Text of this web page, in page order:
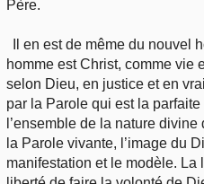
Père.
Il en est de même du nouvel
homme est Christ, comme vie
selon Dieu, en justice et en
par la Parole qui est la
l’ensemble de la nature
la Parole vivante, l’image du
manifestation et le modèle. La